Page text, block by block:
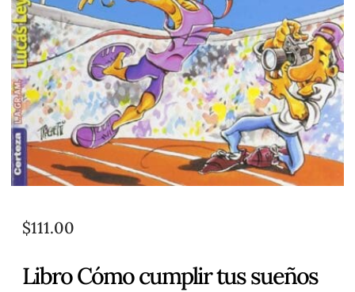
$111.00
Libro Cómo cumplir tus sueños